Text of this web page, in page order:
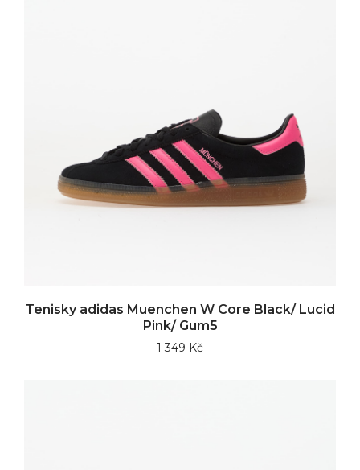
Tenisky adidas Muenchen W Core Black/ Lucid
Pink/ Gum5
1 349 Kč